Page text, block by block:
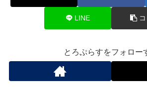
LINE
とろぷらすをフォロー